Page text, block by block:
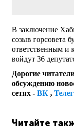
В заключение
созыв горсовета
ответственным и
войдут 36
Дорогие
обсуждению
сетях - ВК ,
Читайте